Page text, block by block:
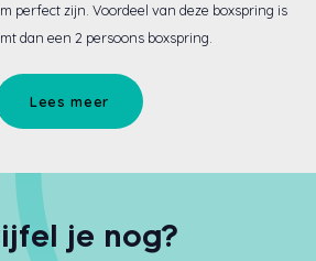
perfect zijn. Voordeel van deze boxspring is
dan een 2 persoons boxspring.
Lees meer
je nog?